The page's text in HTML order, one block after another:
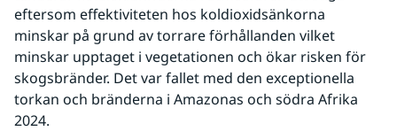
eftersom effektiviteten hos koldioxidsänkorna
minskar på grund av torrare förhållanden vilket
minskar upptaget i vegetationen och ökar risken för
skogsbränder. Det var fallet med den exceptionella
torkan och bränderna i Amazonas och södra Afrika
2024.